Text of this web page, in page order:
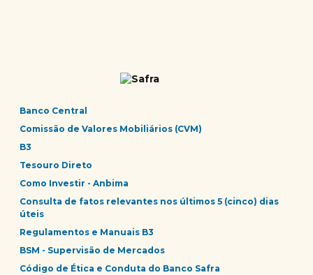
Banco Central
Comissão de Valores Mobiliários (CVM)
B3
Tesouro Direto
Como Investir - Anbima
Consulta de fatos relevantes nos últimos 5 (cinco) dias
úteis
Regulamentos e Manuais B3
BSM - Supervisão de Mercados
Código de Ética e Conduta do Banco Safra